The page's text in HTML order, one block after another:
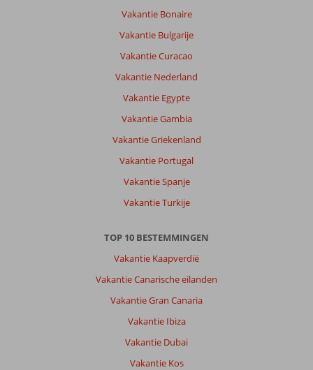
Vakantie Bonaire
Vakantie Bulgarije
Vakantie Curacao
Vakantie Nederland
Vakantie Egypte
Vakantie Gambia
Vakantie Griekenland
Vakantie Portugal
Vakantie Spanje
Vakantie Turkije
TOP 10 BESTEMMINGEN
Vakantie Kaapverdië
Vakantie Canarische eilanden
Vakantie Gran Canaria
Vakantie Ibiza
Vakantie Dubai
Vakantie Kos